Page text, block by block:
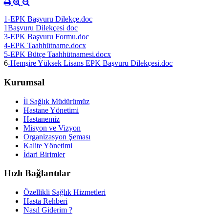
1-EPK Başvuru Dilekçe.doc
1Başvuru Dilekçesi doc
3-EPK Başvuru Formu.doc
4-EPK Taahhütname.docx
5-EPK Bütçe Taahhütnamesi.docx
6-Hemşire Yüksek Lisans EPK Başvuru Dilekçesi.doc
Kurumsal
İl Sağlık Müdürümüz
Hastane Yönetimi
Hastanemiz
Misyon ve Vizyon
Organizasyon Şeması
Kalite Yönetimi
İdari Birimler
Hızlı Bağlantılar
Özellikli Sağlık Hizmetleri
Hasta Rehberi
Nasıl Giderim ?